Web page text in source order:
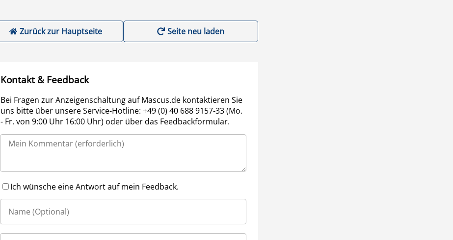
Zurück zur Hauptseite Seite neu laden
Kontakt & Feedback
Bei Fragen zur Anzeigenschaltung auf Mascus.de kontaktieren Sie
uns bitte über unsere Service-Hotline: +49 (0) 40 688 9157-33 (Mo.
- Fr. von 9:00 Uhr 16:00 Uhr) oder über das Feedbackformular.
Ich wünsche eine Antwort auf mein Feedback.